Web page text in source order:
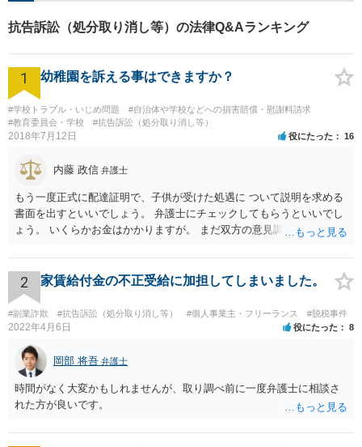
抗告訴訟（処分取り消し等）の法律Q&Aランキング
1 幼稚園を訴える事はできますか？
#学校トラブル・いじめ問題
#自治体や学校などへの損害賠償・慰謝料請求
#教育委員会・学校
#抗告訴訟（処分取り消し等）
2018年7月12日 役にたった 16
内藤 政信 弁護士
もう一度正式に配達証明で、子供が受けた処遇に ついて説明を求める
書面を出すといいでしょう。 弁護士にチェックしてもらうといいでし
ょう。 いくらかお金はかかりますが。 まだ双方の意見調整が必要です
2 家賃給付金の不正受給に加担してしまいました。
#副業詐欺 #抗告訴訟（処分取り消し等） #個人事業主・フリーランス #脱税事件
2022年4月6日 役にたった 8
岡部 将吾 弁護士
時間がなく大変かもしれませんが、取り調べ前に一度弁護士に相談さ
れた方が良いです。